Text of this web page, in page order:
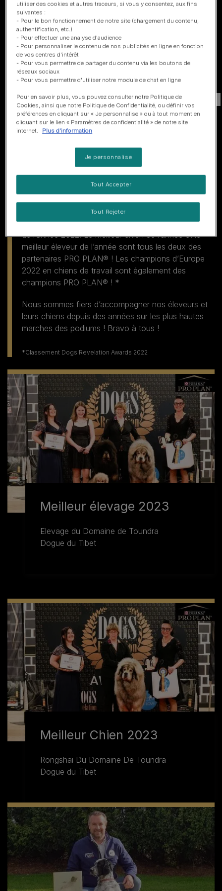
Découvrir d’autres témoignages
La confiance des
champions
PRO PLAN® a été l'aliment choisi par les champions
de l’année 2022. Le meilleur chien de l’année et le
meilleur éleveur de l’année sont tous les deux des
partenaires PRO PLAN® ! Les champions d’Europe
2022 en chiens de travail sont également des
champions PRO PLAN® ! *
Nous sommes fiers d’accompagner nos éleveurs et
leurs chiens depuis des années sur les plus hautes
marches des podiums ! Bravo à tous !
*Classement Dogs Revelation Awards 2022
Meilleur élevage 2023
Elevage du Domaine de Toundra
Dogue du Tibet
Meilleur Chien 2023
Rongshai Du Domaine De Toundra
Dogue du Tibet
utiliser des cookies et autres traceurs, si vous y consentez, aux fins
suivantes :
- Pour le bon fonctionnement de notre site (chargement du contenu,
authentification, etc.)
- Pour effectuer une analyse d'audience
- Pour personnaliser le contenu de nos publicités en ligne en fonction
de vos centres d'intérêt
- Pour vous permettre de partager du contenu via les boutons de
réseaux sociaux
- Pour vous permettre d'utiliser notre module de chat en ligne
Pour en savoir plus, vous pouvez consulter notre Politique de
Cookies, ainsi que notre Politique de Confidentialité, ou définir vos
préférences en cliquant sur « Je personnalise » ou à tout moment en
cliquant sur le lien « Paramètres de confidentialité » de notre site
internet.
Plus d'information
Je personnalise
Tout Rejeter
Tout Accepter